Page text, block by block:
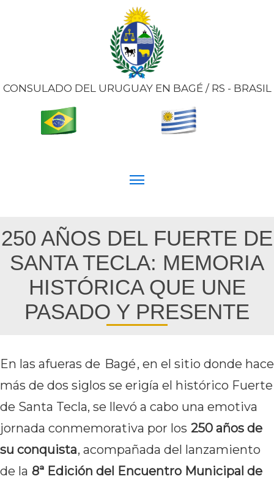
CONSULADO DEL URUGUAY EN BAGÉ / RS - BRASIL
250 AÑOS DEL FUERTE DE
SANTA TECLA: MEMORIA
HISTÓRICA QUE UNE
PASADO Y PRESENTE
En las afueras de Bagé, en el sitio donde hace
más de dos siglos se erigía el histórico Fuerte
de Santa Tecla, se llevó a cabo una emotiva
jornada conmemorativa por los 250 años de
su conquista, acompañada del lanzamiento
de la 8ª Edición del Encuentro Municipal de